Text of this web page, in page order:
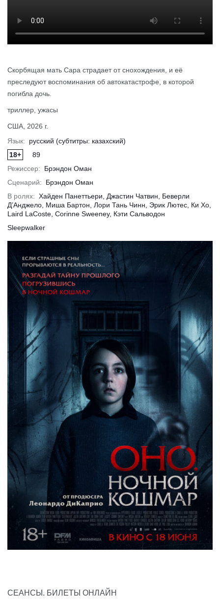
Скорбящая мать Сара страдает от снохождения, и её
преследуют воспоминания об автокатастрофе, в которой
погибла дочь.
триллер, ужасы
США, 2026 г.
Язык:
русский (субтитры: казахский)
18+
89
Режиссер:
Брэндон Оман
Сценарий:
Брэндон Оман
В ролях: Хайден Панеттьери, Джастин Чатвин, Беверли
Д’Анджело, Миша Бартон, Лори Тань Чинн, Эрик Лютес, Ки Хо,
Laird LaCoste, Corinne Sweeney, Кэти Сальводон
Sleepwalker
СЕАНСЫ. БИЛЕТЫ ОНЛАЙН